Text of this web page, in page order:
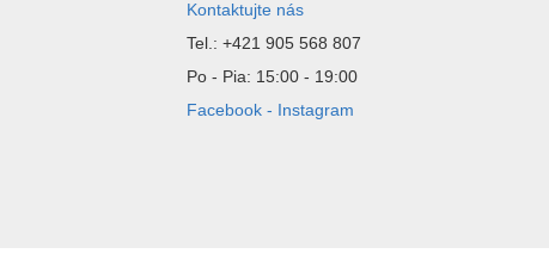
Kontaktujte nás
Tel.: +421 905 568 807
Po - Pia: 15:00 - 19:00
Facebook - Instagram